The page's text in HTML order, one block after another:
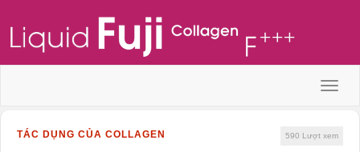
Menu
TÁC DỤNG CỦA COLLAGEN 590 Lượt xem